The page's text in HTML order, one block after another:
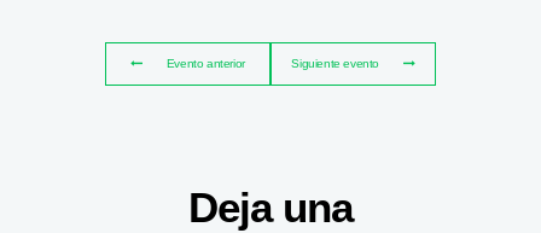
Evento anterior Siguiente evento
Deja una